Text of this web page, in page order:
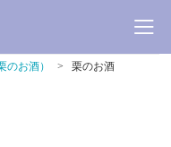
のお酒） 栗のお酒